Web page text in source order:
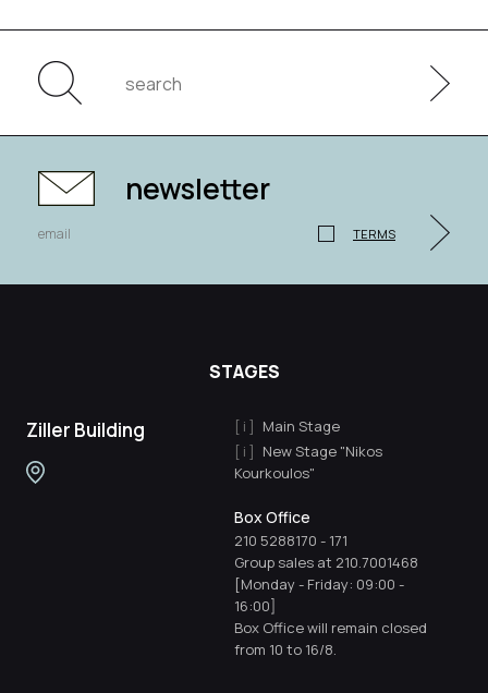
newsletter
TERMS
STAGES
Ziller Building
Main Stage
New Stage "Nikos
Kourkoulos"
Box Office
210 5288170 - 171
Group sales at 210.7001468
[Monday - Friday: 09:00 -
16:00]
Box Office will remain closed
from 10 to 16/8.